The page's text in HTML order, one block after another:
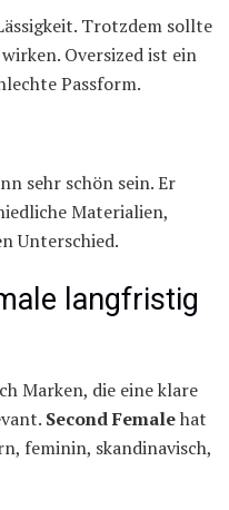
Trotzdem sollte
Oversized ist ein
Passform.
sehr schön sein. Er
Materialien,
Unterschied.
langfristig
Marken, die eine klare
Second Femalehat
feminin, skandinavisch,